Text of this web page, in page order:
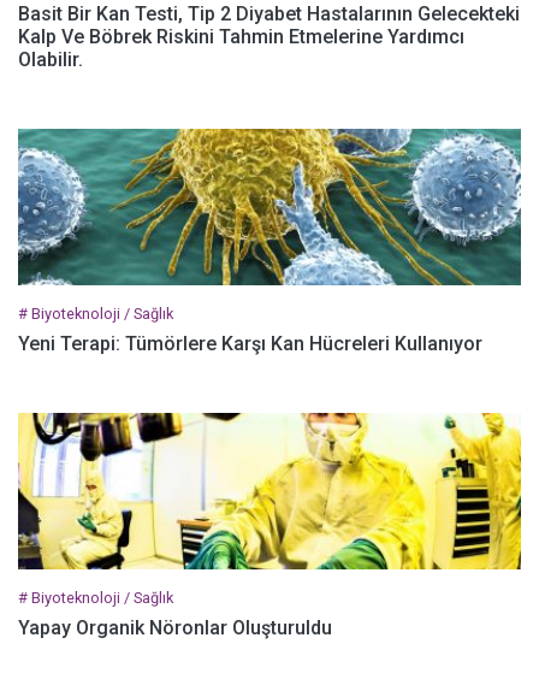
Basit Bir Kan Testi, Tip 2 Diyabet Hastalarının Gelecekteki
Kalp Ve Böbrek Riskini Tahmin Etmelerine Yardımcı
Olabilir.
# Biyoteknoloji / Sağlık
Yeni Terapi: Tümörlere Karşı Kan Hücreleri Kullanıyor
# Biyoteknoloji / Sağlık
Yapay Organik Nöronlar Oluşturuldu